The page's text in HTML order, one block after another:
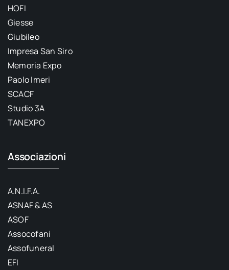
HOFI
Giesse
Giubileo
Impresa San Siro
Memoria Expo
Paolo Imeri
SCACF
Studio 3A
TANEXPO
Associazioni
A.N.I.F.A.
ASNAF & AS
ASOF
Assocofani
Assofuneral
EFI